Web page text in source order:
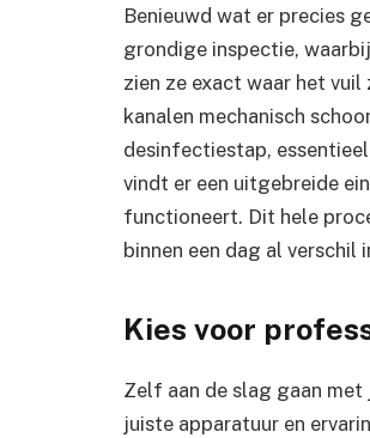
Benieuwd wat er precies
grondige inspectie,
zien ze exact waar het
kanalen mechanisch
desinfectiestap,
vindt er een uitgebreide
functioneert. Dit hele
binnen een dag al
Kies voor
Zelf aan de slag gaan
juiste apparatuur en